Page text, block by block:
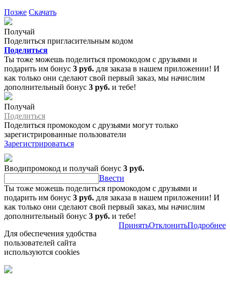
Позже Скачать
Получай
Поделиться пригласительным кодом
Поделиться
Ты тоже можешь поделиться промокодом с друзьями и
подарить им бонус 3 руб. для заказа в нашем приложении! И
как только они сделают свой первый заказ, мы начислим
дополнительный бонус 3 руб. и тебе!
Получай
Поделиться
Поделиться промокодом с друзьями могут только
зарегистрированные пользователи
Зарегистрироваться
Вводипромокод и получай бонус 3 руб.
Ввести
Ты тоже можешь поделиться промокодом с друзьями и
подарить им бонус 3 руб. для заказа в нашем приложении! И
как только они сделают свой первый заказ, мы начислим
дополнительный бонус 3 руб. и тебе!
Для обеспечения удобства
пользователей сайта
используются cookies
ПринятьОтклонитьПодробнее